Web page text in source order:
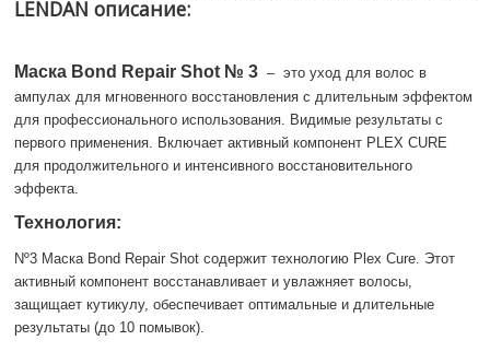
LENDAN описание:
Маска Bond Repair Shot № 3 – это уход для волос в
ампулах для мгновенного восстановления с длительным эффектом
для профессионального использования. Видимые результаты с
первого применения. Включает активный компонент PLEX CURE
для продолжительного и интенсивного восстановительного
эффекта.
Технология:
Nº3 Маска Bond Repair Shot содержит технологию Plex Cure. Этот
активный компонент восстанавливает и увлажняет волосы,
защищает кутикулу, обеспечивает оптимальные и длительные
результаты (до 10 помывок).